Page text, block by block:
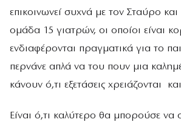
επικοινωνεί συχνά με τον Σταύρο και
ομάδα 15 γιατρών, οι οποίοι είναι
ενδιαφέρονται πραγματικά για το
περνάνε απλά να του πουν μια
κάνουν ό,τι εξετάσεις χρειάζονται
Είναι ό,τι καλύτερο θα μπορούσε να